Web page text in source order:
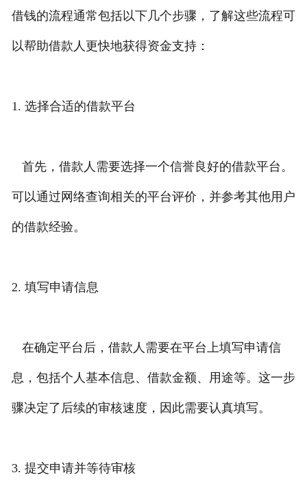
借钱的流程通常包括以下几个步骤，了解这些流程可
以帮助借款人更快地获得资金支持：
1. 选择合适的借款平台
首先，借款人需要选择一个信誉良好的借款平台。
可以通过网络查询相关的平台评价，并参考其他用户
的借款经验。
2. 填写申请信息
在确定平台后，借款人需要在平台上填写申请信
息，包括个人基本信息、借款金额、用途等。这一步
骤决定了后续的审核速度，因此需要认真填写。
3. 提交申请并等待审核